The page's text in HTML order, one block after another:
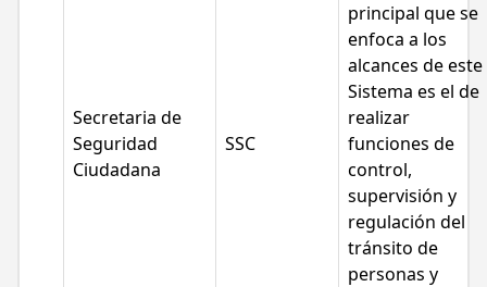
Secretaria de
Seguridad
Ciudadana
SSC
principal que se
enfoca a los
alcances de este
Sistema es el de
realizar
funciones de
control,
supervisión y
regulación del
tránsito de
personas y